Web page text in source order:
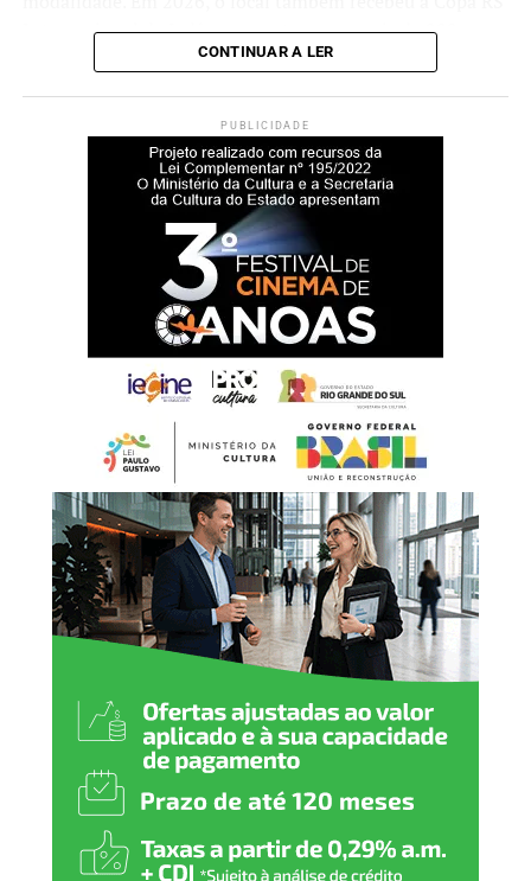
Internacional de Judô, que contou com mais de 900
participantes de diferentes estados brasileiros e países da
Para a coordenadora do Poliesportivo La Salle, Amanda
Nascimento, a realização da Supercopa Canoas fortalece
a relação da universidade com o esporte e a comunidade.
“Receber eventos
esportivos de grande porte
faz parte da missão da
Unilasalle-RS de promover
espaços de
desenvolvimento humano,
educacional e social. A
presença da Supercopa
Canoas em nosso campus
fortalece a relação da
Universidade com o esporte
gaúcho e aproxima a
comunidade de
experiências que valorizam
disciplina, inclusão e
qualidade de vida”, destaca.
CONTINUAR A LER
PUBLICIDADE